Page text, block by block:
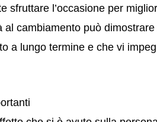
sfruttare l’occasione per
cambiamento può dimostrare
a lungo termine e che vi